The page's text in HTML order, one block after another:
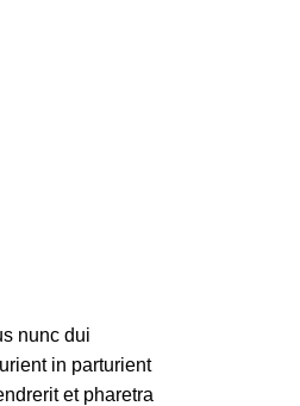
nunc dui
in parturient
et pharetra